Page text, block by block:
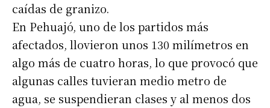
caídas de granizo.
En Pehuajó, uno de los partidos más
afectados, llovieron unos 130 milímetros en
algo más de cuatro horas, lo que provocó que
algunas calles tuvieran medio metro de
agua, se suspendieran clases y al menos dos